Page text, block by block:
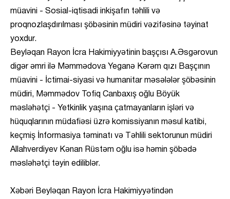
müavini - Sosial-iqtisadi inkişafın təhlili və
proqnozlaşdırılması şöbəsinin müdiri vəzifəsinə təyinat
yoxdur.
Beyləqan Rayon İcra Hakimiyyətinin başçısı A.Əsgərovun
digər əmri ilə Məmmədova Yeganə Kərəm qızı Başçının
müavini - İctimai-siyasi və humanitar məsələlər şöbəsinin
müdiri, Məmmədov Tofiq Canbaxış oğlu Böyük
məsləhətçi - Yetkinlik yaşına çatmayanların işləri və
hüquqlarının müdafiəsi üzrə komissiyanın məsul katibi,
keçmiş İnformasiya təminatı və Təhlili sektorunun müdiri
Allahverdiyev Kənan Rüstəm oğlu isə həmin şöbədə
məsləhətçi təyin ediliblər.
Xəbəri Beyləqan Rayon İcra Hakimiyyətindən